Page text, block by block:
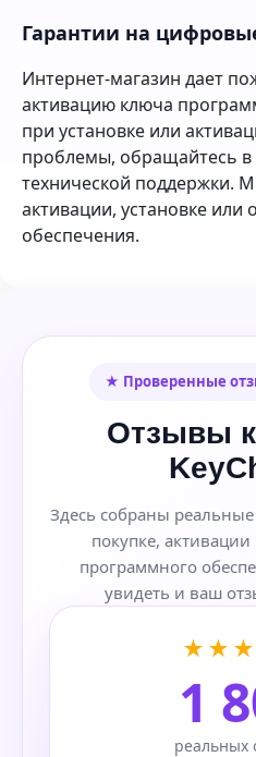
Гарантии на
Интернет-магазин дает
активацию ключа
при установке или
проблемы, обращайтесь в
технической поддержки.
активации, установке
обеспечения.
★ Проверенные
Отзывы
Здесь собраны
покупке,
программного
увидеть и ваш
1
реальных